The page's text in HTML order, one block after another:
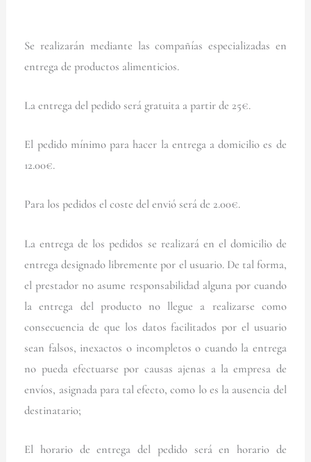
Se realizarán mediante las compañías especializadas en
entrega de productos alimenticios.
La entrega del pedido será gratuita a partir de 25€.
El pedido mínimo para hacer la entrega a domicilio es de
12.00€.
Para los pedidos el coste del envió será de 2.00€.
La entrega de los pedidos se realizará en el domicilio de
entrega designado libremente por el usuario. De tal forma,
el prestador no asume responsabilidad alguna por cuando
la entrega del producto no llegue a realizarse como
consecuencia de que los datos facilitados por el usuario
sean falsos, inexactos o incompletos o cuando la entrega
no pueda efectuarse por causas ajenas a la empresa de
envíos, asignada para tal efecto, como lo es la ausencia del
destinatario;
El horario de entrega del pedido será en horario de